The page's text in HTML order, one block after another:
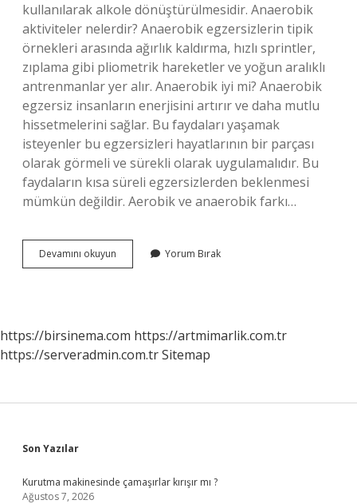
kullanılarak alkole dönüştürülmesidir. Anaerobik
aktiviteler nelerdir? Anaerobik egzersizlerin tipik
örnekleri arasında ağırlık kaldırma, hızlı sprintler,
zıplama gibi pliometrik hareketler ve yoğun aralıklı
antrenmanlar yer alır. Anaerobik iyi mi? Anaerobik
egzersiz insanların enerjisini artırır ve daha mutlu
hissetmelerini sağlar. Bu faydaları yaşamak
isteyenler bu egzersizleri hayatlarının bir parçası
olarak görmeli ve sürekli olarak uygulamalıdır. Bu
faydaların kısa süreli egzersizlerden beklenmesi
mümkün değildir. Aerobik ve anaerobik farkı…
Devamını okuyun Anaerobik
Ne
Yorum Bırak
https://birsinema.com https://artmimarlik.com.tr
https://serveradmin.com.trSitemap
Sidebar
Son Yazılar
Kurutma makinesinde çamaşırlar kırışır mı ?
Ağustos 7, 2026